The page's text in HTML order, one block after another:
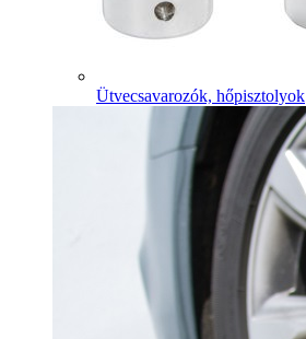
Ütvecsavarozók, hőpisztolyok